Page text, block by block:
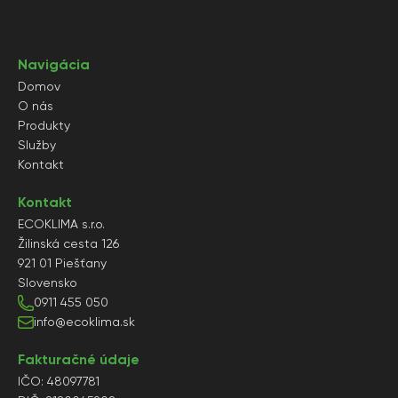
Navigácia
Domov
O nás
Produkty
Služby
Kontakt
Kontakt
ECOKLIMA s.r.o.
Žilinská cesta 126
921 01 Piešťany
Slovensko
0911 455 050
info@ecoklima.sk
Fakturačné údaje
IČO: 48097781